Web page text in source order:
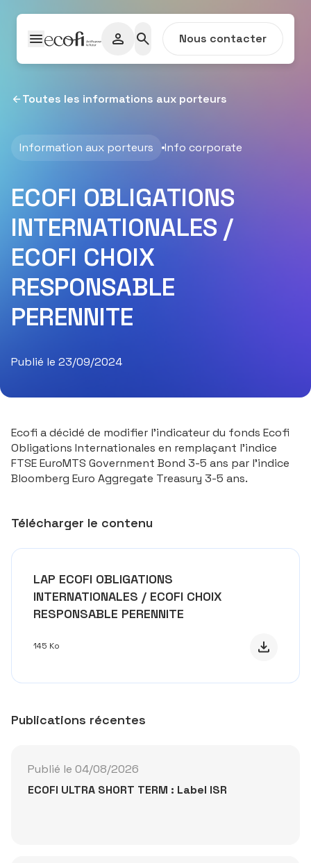
Nous contacter
Toutes les informations aux porteurs
Information aux porteurs Info corporate
ECOFI OBLIGATIONS
INTERNATIONALES /
ECOFI CHOIX
RESPONSABLE
PERENNITE
Publié le 23/09/2024
Ecofi a décidé de modifier l’indicateur du fonds Ecofi
Obligations Internationales en remplaçant l’indice
FTSE EuroMTS Government Bond 3-5 ans par l’indice
Bloomberg Euro Aggregate Treasury 3-5 ans.
Télécharger le contenu
LAP ECOFI OBLIGATIONS
INTERNATIONALES / ECOFI CHOIX
RESPONSABLE PERENNITE
145 Ko Télécharger
Publications récentes
Publié le 04/08/2026
ECOFI ULTRA SHORT TERM : Label ISR